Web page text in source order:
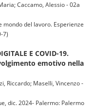
Caccamo, Alessio - 02a
mondo del lavoro. Esperienze
7)
E COVID-19.
emotivo nella
Riccardo; Maselli, Vincenzo -
dic. 2024- Palermo: Palermo